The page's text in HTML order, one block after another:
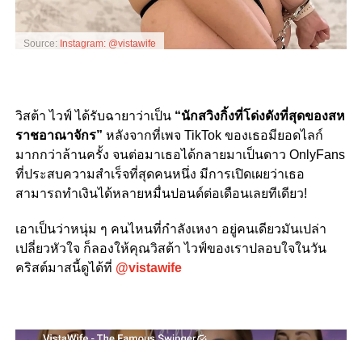
Source: Instagram: @vistawife
วิสต้า ไวฟ์ ได้รับฉายาว่าเป็น “นักสวิงกิ้งที่โด่งดังที่สุดของสห
ราชอาณาจักร” หลังจากที่เพจ TikTok ของเธอมียอดไลก์
มากกว่าล้านครั้ง จนต่อมาเธอได้กลายมาเป็นดาว OnlyFans
ที่ประสบความสำเร็จที่สุดคนหนึ่ง มีการเปิดเผยว่าเธอ
สามารถทำเงินได้หลายหมื่นปอนด์ต่อเดือนเลยทีเดียว!
เอาเป็นว่าหนุ่ม ๆ คนไหนที่กำลังเหงา อยู่คนเดียวมันเปล่า
เปลี่ยวหัวใจ ก็ลองให้คุณวิสต้า ไวฟ์ของเราปลอบใจในวัน
คริสต์มาสนี้ดูได้ที่ @vistawife